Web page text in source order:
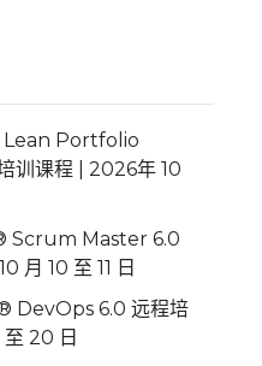
Lean Portfolio
训课程 | 2026年 10
Scrum Master 6.0
月 10 至 11 日
DevOps 6.0 远程培
20 日